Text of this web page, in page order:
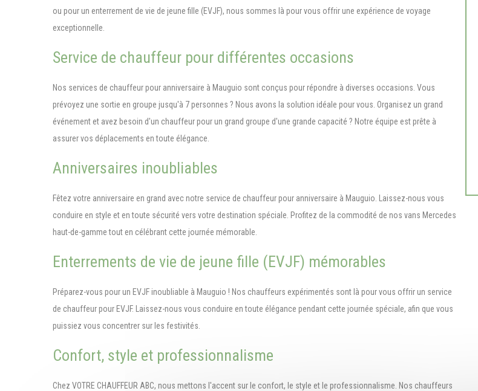
ou pour un enterrement de vie de jeune fille (EVJF), nous sommes là pour vous offrir une expérience de voyage
exceptionnelle.
Service de chauffeur pour différentes occasions
Nos services de chauffeur pour anniversaire à Mauguio sont conçus pour répondre à diverses occasions. Vous
prévoyez une sortie en groupe jusqu'à 7 personnes ? Nous avons la solution idéale pour vous. Organisez un grand
événement et avez besoin d'un chauffeur pour un grand groupe d'une grande capacité ? Notre équipe est prête à
assurer vos déplacements en toute élégance.
Anniversaires inoubliables
Fêtez votre anniversaire en grand avec notre service de chauffeur pour anniversaire à Mauguio. Laissez-nous vous
conduire en style et en toute sécurité vers votre destination spéciale. Profitez de la commodité de nos vans Mercedes
haut-de-gamme tout en célébrant cette journée mémorable.
Enterrements de vie de jeune fille (EVJF) mémorables
Préparez-vous pour un EVJF inoubliable à Mauguio ! Nos chauffeurs expérimentés sont là pour vous offrir un service
de chauffeur pour EVJF. Laissez-nous vous conduire en toute élégance pendant cette journée spéciale, afin que vous
puissiez vous concentrer sur les festivités.
Confort, style et professionnalisme
Chez VOTRE CHAUFFEUR ABC, nous mettons l'accent sur le confort, le style et le professionnalisme. Nos chauffeurs